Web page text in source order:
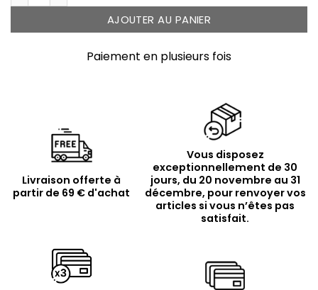
AJOUTER AU PANIER
Paiement en plusieurs fois
Livraison offerte à
partir de 69 € d'achat
Vous disposez
exceptionnellement de 30
jours, du 20 novembre au 31
décembre, pour renvoyer vos
articles si vous n’êtes pas
satisfait.